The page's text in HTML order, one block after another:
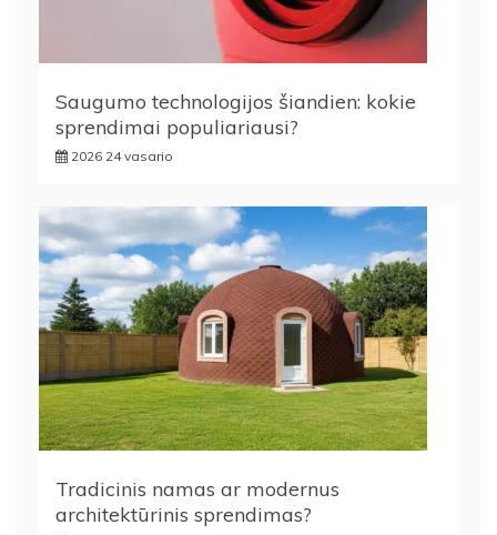
Saugumo technologijos šiandien: kokie
sprendimai populiariausi?
2026 24 vasario
Tradicinis namas ar modernus
architektūrinis sprendimas?